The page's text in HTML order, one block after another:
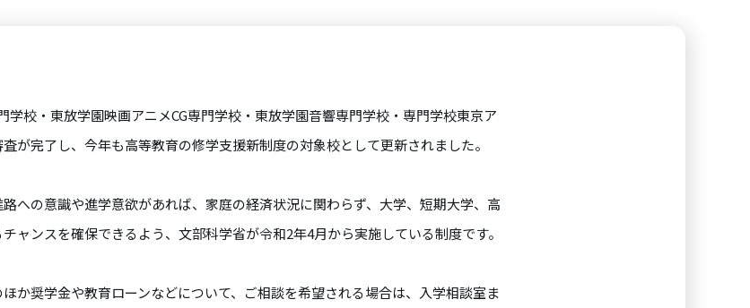
学校・東放学園映画アニメCG専門学校・東放学園音響専門学校・専門学校東京ア
が完了し、今年も高等教育の修学支援新制度の対象校として更新されました。
への意識や進学意欲があれば、家庭の経済状況に関わらず、大学、短期大学、高
ャンスを確保できるよう、文部科学省が令和2年4月から実施している制度です。
か奨学金や教育ローンなどについて、ご相談を希望される場合は、入学相談室ま